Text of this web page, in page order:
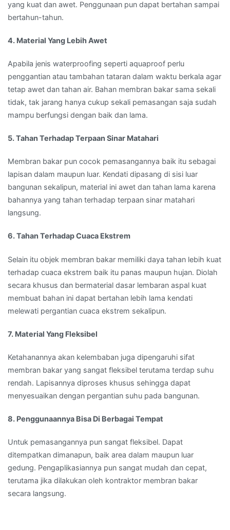
yang kuat dan awet. Penggunaan pun dapat bertahan sampai
bertahun-tahun.
4. Material Yang Lebih Awet
Apabila jenis waterproofing seperti aquaproof perlu
penggantian atau tambahan tataran dalam waktu berkala agar
tetap awet dan tahan air. Bahan membran bakar sama sekali
tidak, tak jarang hanya cukup sekali pemasangan saja sudah
mampu berfungsi dengan baik dan lama.
5. Tahan Terhadap Terpaan Sinar Matahari
Membran bakar pun cocok pemasangannya baik itu sebagai
lapisan dalam maupun luar. Kendati dipasang di sisi luar
bangunan sekalipun, material ini awet dan tahan lama karena
bahannya yang tahan terhadap terpaan sinar matahari
langsung.
6. Tahan Terhadap Cuaca Ekstrem
Selain itu objek membran bakar memiliki daya tahan lebih kuat
terhadap cuaca ekstrem baik itu panas maupun hujan. Diolah
secara khusus dan bermaterial dasar lembaran aspal kuat
membuat bahan ini dapat bertahan lebih lama kendati
melewati pergantian cuaca ekstrem sekalipun.
7. Material Yang Fleksibel
Ketahanannya akan kelembaban juga dipengaruhi sifat
membran bakar yang sangat fleksibel terutama terdap suhu
rendah. Lapisannya diproses khusus sehingga dapat
menyesuaikan dengan pergantian suhu pada bangunan.
8. Penggunaannya Bisa Di Berbagai Tempat
Untuk pemasangannya pun sangat fleksibel. Dapat
ditempatkan dimanapun, baik area dalam maupun luar
gedung. Pengaplikasiannya pun sangat mudah dan cepat,
terutama jika dilakukan oleh kontraktor membran bakar
secara langsung.